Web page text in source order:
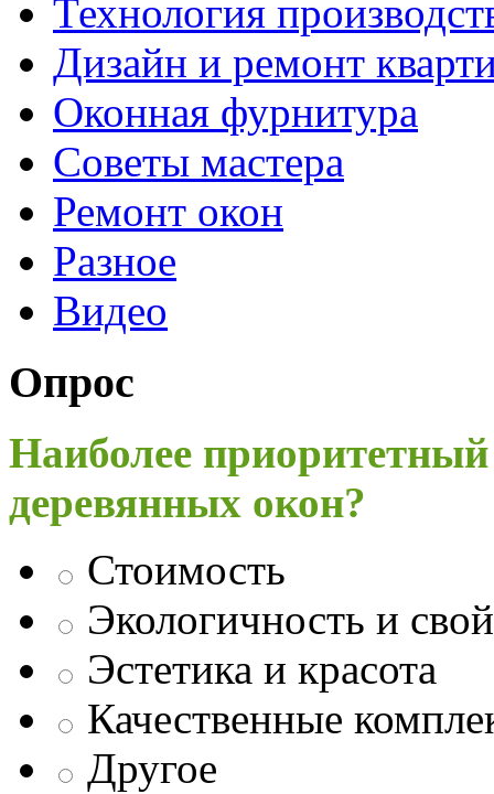
Технология
Дизайн и ремонт
Оконная фурнитура
Советы мастера
Ремонт окон
Разное
Видео
Опрос
Наиболее
деревянных окон?
Стоимость
Экологичность и
Эстетика и красота
Качественные
Другое